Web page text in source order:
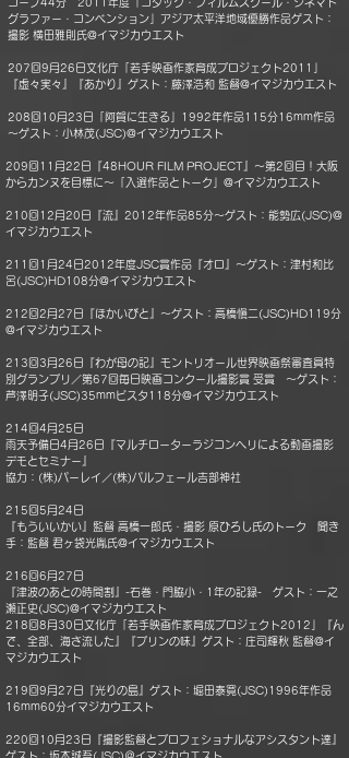
コープ44分 2011年度「コダック・フィルムスクール・シネマト
グラファー・コンベンション」アジア太平洋地域優勝作品ゲスト：
撮影 横田雅則氏@イマジカウエスト
207回9月26日文化庁「若手映画作家育成プロジェクト2011」
『虚々実々』『あかり』ゲスト：藤澤浩和 監督@イマジカウエスト
208回10月23日「阿賀に生きる」1992年作品115分16mm作品
～ゲスト：小林茂(JSC)@イマジカウエスト
209回11月22日『48HOUR FILM PROJECT』～第2回目！大阪
からカンヌを目標に～「入選作品とトーク」@イマジカウエスト
210回12月20日『流』2012年作品85分～ゲスト：能勢広(JSC)@
イマジカウエスト
211回1月24日2012年度JSC賞作品『オロ』～ゲスト：津村和比
呂(JSC)HD108分@イマジカウエスト
212回2月27日『ほかいびと』～ゲスト：高橋愼二(JSC)HD119分
@イマジカウエスト
213回3月26日『わが母の記』モントリオール世界映画祭審査員特
別グランプリ／第67回毎日映画コンクール撮影賞 受賞 ～ゲスト：
芦澤明子(JSC)35mmビスタ118分@イマジカウエスト
214回4月25日
雨天予備日4月26日『マルチローターラジコンヘリによる動画撮影
デモとセミナー』
協力：(株)パーレイ／(株)パルフェール吉部神社
215回5月24日
『もういいかい』監督 高橋一郎氏・撮影 原ひろし氏のトーク 聞き
手：監督 君ヶ袋光胤氏@イマジカウエスト
216回6月27日
『津波のあとの時間割』-石巻・門脇小・1年の記録- ゲスト：一之
瀬正史(JSC)@イマジカウエスト
218回8月30日文化庁「若手映画作家育成プロジェクト2012」『ん
で、全部、海さ流した』『プリンの味』ゲスト：庄司輝秋 監督@イ
マジカウエスト
219回9月27日『光りの島』ゲスト：堀田泰寛(JSC)1996年作品
16mm60分イマジカウエスト
220回10月23日『撮影監督とプロフェショナルなアシスタント達』
ゲスト：坂本誠吾(JSC)＠イマジカウエスト